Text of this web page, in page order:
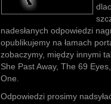
nadesłanych odpowiedzi
opublikujemy na łamach
zobaczymy, między innymi
She Past Away, The 69
One.
Odpowiedzi prosimy